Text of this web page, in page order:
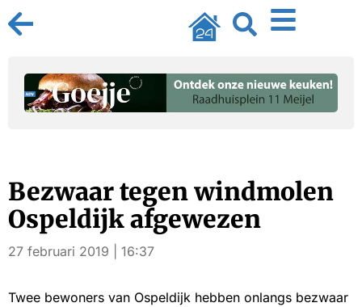
Bezwaar tegen windmolen
Ospeldijk afgewezen
27 februari 2019 | 16:37
Twee bewoners van Ospeldijk hebben onlangs bezwaar